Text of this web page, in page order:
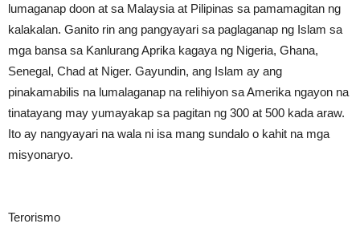
lumaganap doon at sa Malaysia at Pilipinas sa pamamagitan ng
kalakalan. Ganito rin ang pangyayari sa paglaganap ng Islam sa
mga bansa sa Kanlurang Aprika kagaya ng Nigeria, Ghana,
Senegal, Chad at Niger. Gayundin, ang Islam ay ang
pinakamabilis na lumalaganap na relihiyon sa Amerika ngayon na
tinatayang may yumayakap sa pagitan ng 300 at 500 kada araw.
Ito ay nangyayari na wala ni isa mang sundalo o kahit na mga
misyonaryo.
Terorismo